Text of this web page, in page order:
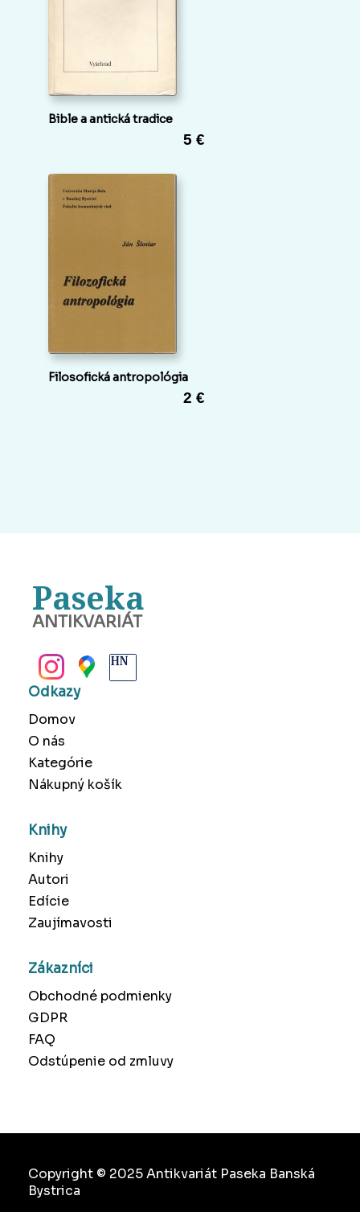
Bible a antická tradice
5 €
Filosofická antropológia
2 €
Paseka
ANTIKVARIÁT
Odkazy
Domov
O nás
Kategórie
Nákupný košík
Knihy
Knihy
Autori
Edície
Zaujímavosti
Zákazníci
Obchodné podmienky
GDPR
FAQ
Odstúpenie od zmluvy
Copyright © 2025 Antikvariát Paseka Banská
Bystrica